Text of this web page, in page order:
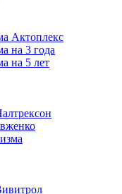
Актоплекс
на 3 года
на 5 лет